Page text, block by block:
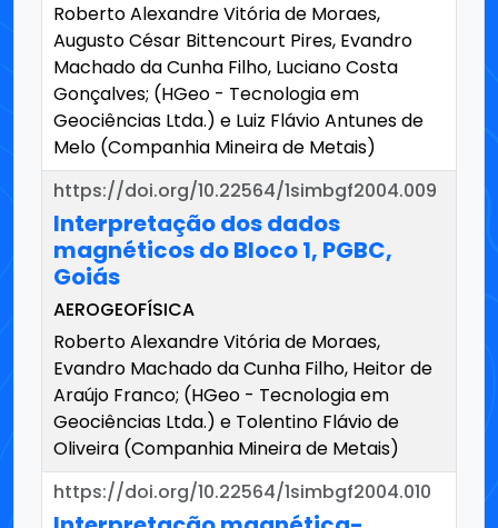
Roberto Alexandre Vitória de Moraes,
Augusto César Bittencourt Pires, Evandro
Machado da Cunha Filho, Luciano Costa
Gonçalves; (HGeo - Tecnologia em
Geociências Ltda.) e Luiz Flávio Antunes de
Melo (Companhia Mineira de Metais)
https://doi.org/10.22564/1simbgf2004.009
Interpretação dos dados
magnéticos do Bloco 1, PGBC,
Goiás
AEROGEOFÍSICA
Roberto Alexandre Vitória de Moraes,
Evandro Machado da Cunha Filho, Heitor de
Araújo Franco; (HGeo - Tecnologia em
Geociências Ltda.) e Tolentino Flávio de
Oliveira (Companhia Mineira de Metais)
https://doi.org/10.22564/1simbgf2004.010